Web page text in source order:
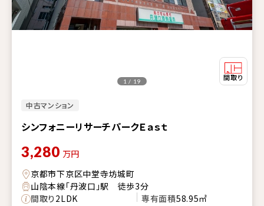
中古マンション
シンフォニーリサーチパークＥａｓｔ
1 / 19
3,280 万円
京都市下京区中堂寺坊城町
山陰本線「丹波口」駅 徒歩3分
間取り2LDK 専有面積58.95㎡